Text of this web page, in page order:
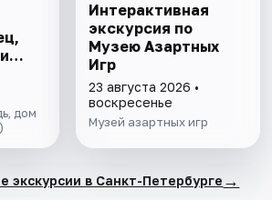
дом
Интерактивная
экскурсия по
Музею Азартных
Игр
23 августа 2026 •
воскресенье
Музей азартных игр
экскурсии в Санкт-Петербурге →